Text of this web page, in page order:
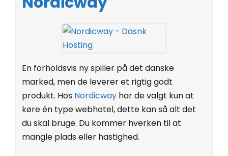
En forholdsvis ny spiller på det danske
marked, men de leverer et rigtig godt
produkt. Hos Nordicway har de valgt kun at
køre én type webhotel, dette kan så alt det
du skal bruge. Du kommer hverken til at
mangle plads eller hastighed.